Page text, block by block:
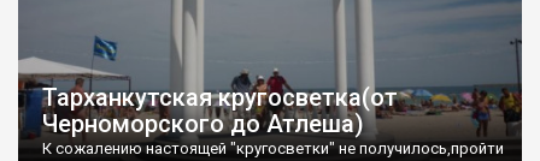
Тарханкутская кругосветка(от
Черноморского до Атлеша)
К сожалению настоящей "кругосветки" не получилось,пройти